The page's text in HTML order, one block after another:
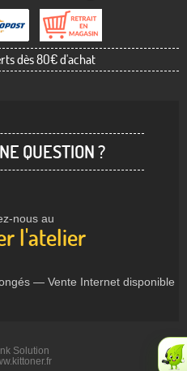
dès 80€ d'achat
QUESTION ?
nous au
l'atelier
— Vente Internet disponible
Solution